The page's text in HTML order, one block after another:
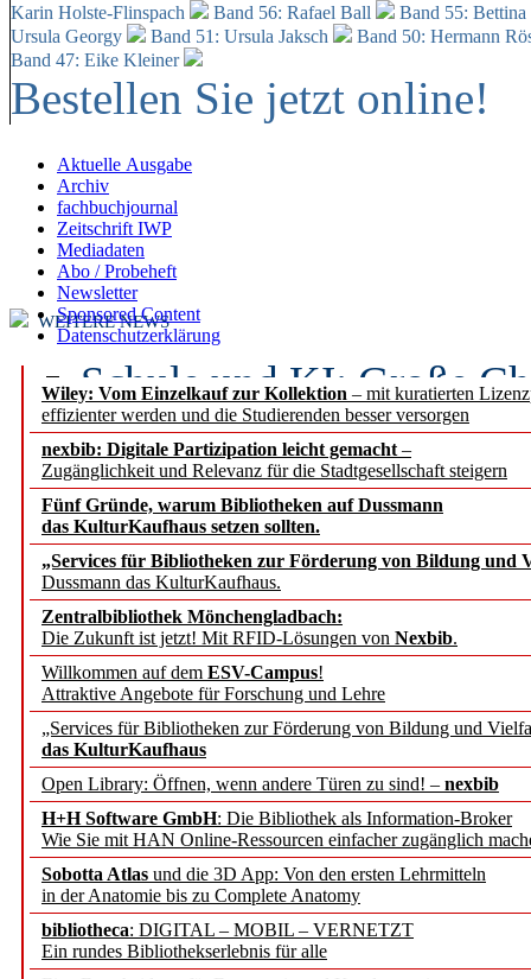
Karin Holste-Flinspach
Band 56: Rafael Ball
Band 55:
Ursula Georgy
Band 51: Ursula Jaksch Band 50: Hermann
Band 47: Eike Kleiner
Bestellen Sie jetzt online!
Aktuelle Ausgabe
Archiv
fachbuchjournal
Zeitschrift IWP
Mediadaten
Abo / Probeheft
Newsletter
Sponsored Content
Datenschutzerklärung
Wiley: Vom Einzelkauf zur Kollektion – mit kuratierten
effizienter werden und die Studierenden besser versorgen
nexbib: Digitale Partizipation leicht gemacht –
Zugänglichkeit und Relevanz für die Stadtgesellschaft steigern
Fünf Gründe, warum Bibliotheken auf Dussmann
das KulturKaufhaus setzen sollten.
„Services für Bibliotheken zur Förderung von Bildung und
Dussmann das KulturKaufhaus.
Zentralbibliothek Mönchengladbach:
Die Zukunft ist jetzt! Mit RFID-Lösungen von Nexbib.
Willkommen auf dem ESV-Campus!
Attraktive Angebote für Forschung und Lehre
„Services für Bibliotheken zur Förderung von Bildung und
das KulturKaufhaus
Open Library: Öffnen, wenn andere Türen zu sind! – nexbib
H+H Software GmbH: Die Bibliothek als Information-Broker
Wie Sie mit HAN Online-Ressourcen einfacher zugänglich
Sobotta Atlas und die 3D App: Von den ersten Lehrmitteln
in der Anatomie bis zu Complete Anatomy
bibliotheca: DIGITAL – MOBIL – VERNETZT
Ein rundes Bibliothekserlebnis für alle
WEITERE NEWS
Schule und KI: Große
Voraussetzungen
Erfolgreiches erstes
Segment Research –
angepasst
konstruktiv!
Mohr Siebeck
und die Zeitschrift für
Francke Attempto
EBSCO Information
Recherchefunktionen in